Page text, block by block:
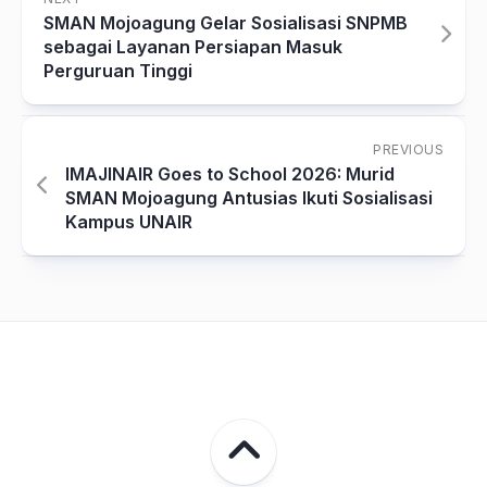
SMAN Mojoagung Gelar Sosialisasi SNPMB
sebagai Layanan Persiapan Masuk
Perguruan Tinggi
PREVIOUS
IMAJINAIR Goes to School 2026: Murid
SMAN Mojoagung Antusias Ikuti Sosialisasi
Kampus UNAIR